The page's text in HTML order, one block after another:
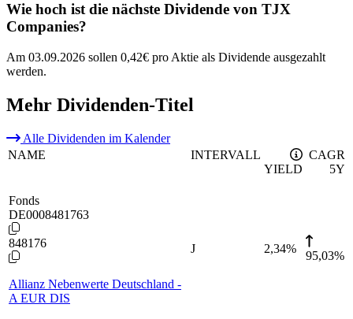
Wie hoch ist die nächste Dividende von TJX
Companies?
Am 03.09.2026 sollen 0,42€ pro Aktie als Dividende ausgezahlt
werden.
Mehr Dividenden-Titel
Alle Dividenden im Kalender
NAME
INTERVALL
YIELD
CAGR
5Y
Fonds
DE0008481763
848176
Allianz Nebenwerte Deutschland -
A EUR DIS
J 2,34%
95,03%